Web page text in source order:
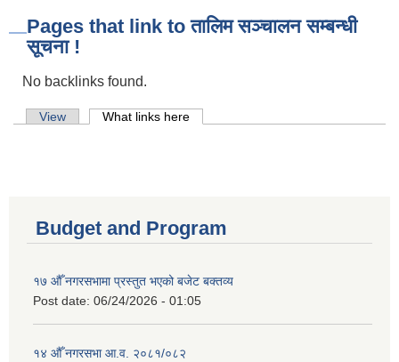
Pages that link to तालिम सञ्चालन सम्बन्धी
सूचना !
No backlinks found.
Primary tabs
View What links here
Budget and Program
१७ औँ नगरसभामा प्रस्तुत भएको बजेट बक्तव्य
Post date: 06/24/2026 - 01:05
१४ औँ नगरसभा आ.व. २०८१/०८२